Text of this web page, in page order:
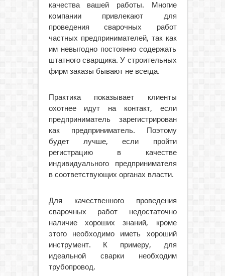
качества вашей работы. Многие
компании привлекают для
проведения сварочных работ
частных предпринимателей, так как
им невыгодно постоянно содержать
штатного сварщика. У строительных
фирм заказы бывают не всегда.
Практика показывает клиенты
охотнее идут на контакт, если
предприниматель зарегистрирован
как предприниматель. Поэтому
будет лучше, если пройти
регистрацию в качестве
индивидуального предпринимателя
в соответствующих органах власти.
Для качественного проведения
сварочных работ недостаточно
наличие хороших знаний, кроме
этого необходимо иметь хороший
инструмент. К примеру, для
идеальной сварки необходим
трубопровод.